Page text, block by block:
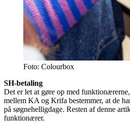
Foto: Colourbox
SH-betaling
Det er let at gøre op med
mellem KA og Krifa bestemmer, at de
på søgnehelligdage. Resten af denne
funktionærer.